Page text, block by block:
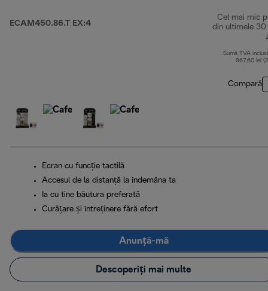
ECAM450.86.T EX:4
Cel mai mic
din ultimele 30
Sumă TVA
867,60 lei
Compară
Ecran cu funcție tactilă
Accesul de la distanță la îndemâna ta
Ia cu tine băutura preferată
Curățare și întreținere fără efort
Anunță-mă
Descoperiți mai multe